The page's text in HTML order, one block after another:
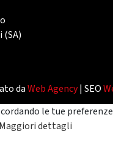
(SA)
daWeb Agency| SEO
le tue
Maggiori dettagli